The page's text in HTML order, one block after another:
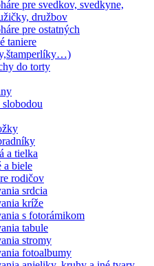
pre svedkov, svedkyne,
družbov
pre ostatných
taniere
do torty
a tielka
a biele
rodičov
srdcia
kríže
s fotorámikom
tabule
stromy
fotoalbumy